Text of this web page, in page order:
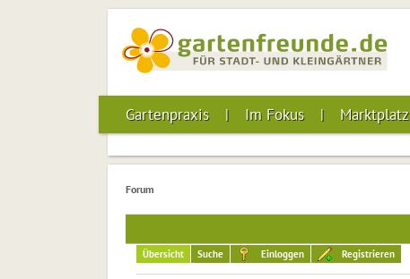
Gartenpraxis Im Fokus Marktplatz
Forum
Übersicht Suche Einloggen Registrieren